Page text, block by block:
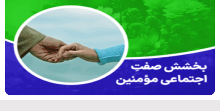
فیلم کامل